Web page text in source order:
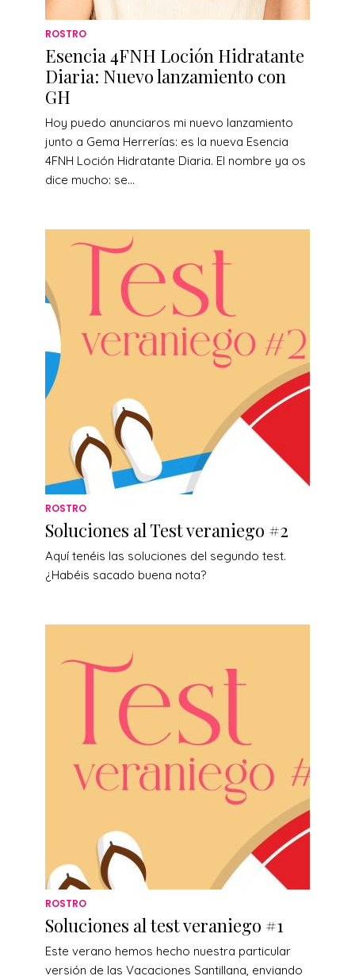
ROSTRO
Esencia 4FNH Loción Hidratante
Diaria: Nuevo lanzamiento con
GH
Hoy puedo anunciaros mi nuevo lanzamiento
junto a Gema Herrerías: es la nueva Esencia
4FNH Loción Hidratante Diaria. El nombre ya os
dice mucho: se...
ROSTRO
Soluciones al Test veraniego #2
Aquí tenéis las soluciones del segundo test.
¿Habéis sacado buena nota?
ROSTRO
Soluciones al test veraniego #1
Este verano hemos hecho nuestra particular
versión de las Vacaciones Santillana, enviando